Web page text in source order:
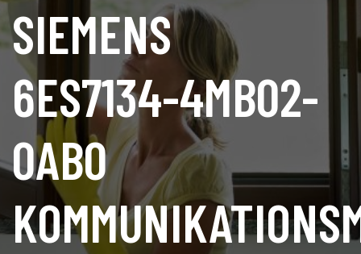
SIEMENS
6ES7134-4MB02-
0AB0